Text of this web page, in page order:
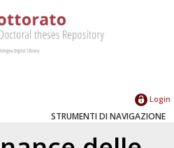
Login
STRUMENTI DI NAVIGAZIONE